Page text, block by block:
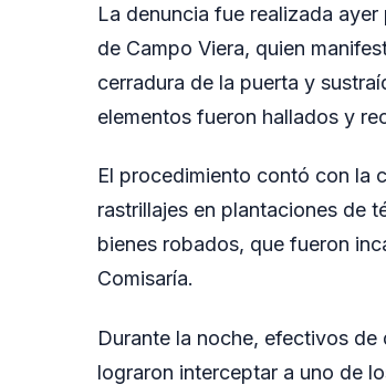
La denuncia fue realizada
de Campo Viera, quien
cerradura de la puerta y
elementos fueron hallados y
El procedimiento contó con la
rastrillajes en plantaciones de
bienes robados, que fueron
Comisaría.
Durante la noche, efectivos
lograron interceptar a uno de